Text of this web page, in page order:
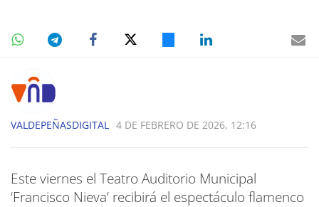
VALDEPEÑASDIGITAL 4 DE FEBRERO DE 2026, 12:16
Este viernes el Teatro Auditorio Municipal
‘Francisco Nieva’ recibirá el espectáculo flamenco